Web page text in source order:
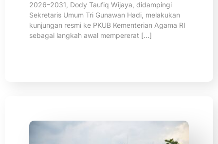
2026–2031, Dody Taufiq Wijaya, didampingi
Sekretaris Umum Tri Gunawan Hadi, melakukan
kunjungan resmi ke PKUB Kementerian Agama RI
sebagai langkah awal mempererat […]